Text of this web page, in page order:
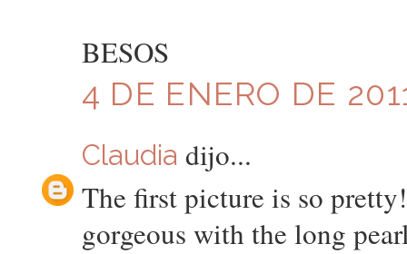
BESOS
4 DE ENERO DE
Claudia dijo...
The first picture is so
gorgeous with the long